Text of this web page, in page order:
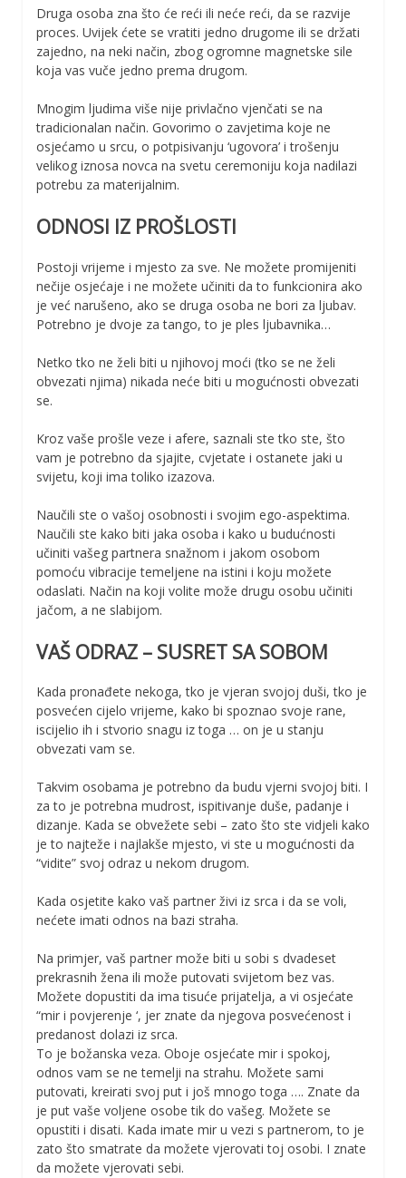
Druga osoba zna što će reći ili neće reći, da se razvije
proces. Uvijek ćete se vratiti jedno drugome ili se držati
zajedno, na neki način, zbog ogromne magnetske sile
koja vas vuče jedno prema drugom.
Mnogim ljudima više nije privlačno vjenčati se na
tradicionalan način. Govorimo o zavjetima koje ne
osjećamo u srcu, o potpisivanju ‘ugovora’ i trošenju
velikog iznosa novca na svetu ceremoniju koja nadilazi
potrebu za materijalnim.
ODNOSI IZ PROŠLOSTI
Postoji vrijeme i mjesto za sve. Ne možete promijeniti
nečije osjećaje i ne možete učiniti da to funkcionira ako
je već narušeno, ako se druga osoba ne bori za ljubav.
Potrebno je dvoje za tango, to je ples ljubavnika…
Netko tko ne želi biti u njihovoj moći (tko se ne želi
obvezati njima) nikada neće biti u mogućnosti obvezati
se.
Kroz vaše prošle veze i afere, saznali ste tko ste, što
vam je potrebno da sjajite, cvjetate i ostanete jaki u
svijetu, koji ima toliko izazova.
Naučili ste o vašoj osobnosti i svojim ego-aspektima.
Naučili ste kako biti jaka osoba i kako u budućnosti
učiniti vašeg partnera snažnom i jakom osobom
pomoću vibracije temeljene na istini i koju možete
odaslati. Način na koji volite može drugu osobu učiniti
jačom, a ne slabijom.
VAŠ ODRAZ – SUSRET SA SOBOM
Kada pronađete nekoga, tko je vjeran svojoj duši, tko je
posvećen cijelo vrijeme, kako bi spoznao svoje rane,
iscijelio ih i stvorio snagu iz toga … on je u stanju
obvezati vam se.
Takvim osobama je potrebno da budu vjerni svojoj biti. I
za to je potrebna mudrost, ispitivanje duše, padanje i
dizanje. Kada se obvežete sebi – zato što ste vidjeli kako
je to najteže i najlakše mjesto, vi ste u mogućnosti da
“vidite” svoj odraz u nekom drugom.
Kada osjetite kako vaš partner živi iz srca i da se voli,
nećete imati odnos na bazi straha.
Na primjer, vaš partner može biti u sobi s dvadeset
prekrasnih žena ili može putovati svijetom bez vas.
Možete dopustiti da ima tisuće prijatelja, a vi osjećate
“mir i povjerenje ‘, jer znate da njegova posvećenost i
predanost dolazi iz srca.
To je božanska veza. Oboje osjećate mir i spokoj,
odnos vam se ne temelji na strahu. Možete sami
putovati, kreirati svoj put i još mnogo toga …. Znate da
je put vaše voljene osobe tik do vašeg. Možete se
opustiti i disati. Kada imate mir u vezi s partnerom, to je
zato što smatrate da možete vjerovati toj osobi. I znate
da možete vjerovati sebi.